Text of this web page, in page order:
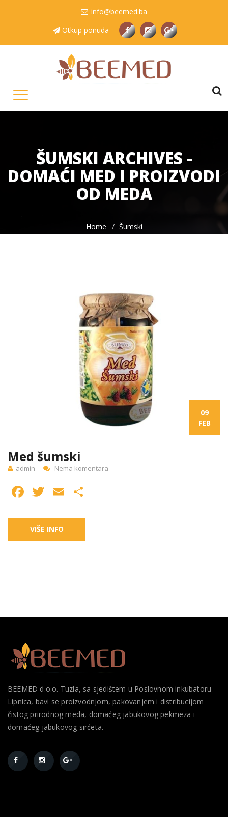
info@beemed.ba
Otkup ponuda
ŠUMSKI ARCHIVES -
DOMAĆI MED I PROIZVODI
OD MEDA
Home Šumski
09
FEB
Med šumski
admin Nema komentara
Facebook
Twitter
Email
VIŠE INFO
BEEMED d.o.o. Tuzla, sa sjedištem u Poslovnom inkubatoru
Lipnica, bavi se proizvodnjom, pakovanjem i distribucijom
čistog prirodnog meda, domaćeg jabukovog pekmeza i
domaćeg jabukovog sirćeta.